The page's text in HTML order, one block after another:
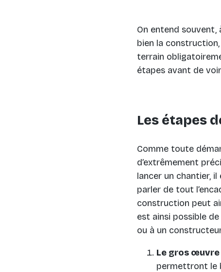
On entend souvent,
bien la
terrain
étapes avant de
Les étapes
Comme toute
d’extrêmement
lancer un chantier,
parler de tout
construction peut
est ainsi possible
ou à un
Le gros œuvre
permettront le